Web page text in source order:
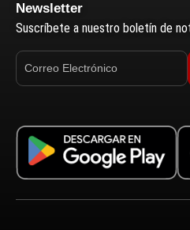
Newsletter
Suscríbete a nuestro boletín de